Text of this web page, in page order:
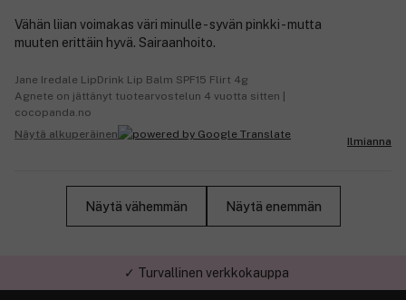
Vähän liian voimakas väri minulle - syvän pinkki - mutta
muuten erittäin hyvä. Sairaanhoito.
Jane Iredale LipDrink Lip Balm SPF15 Flirt 4g
Agnete on jättänyt tuotearvostelun 4 vuotta sitten |
cocopanda.no
Näytä alkuperäinen
Ilmianna
Näytä vähemmän Näytä enemmän
✓ Turvallinen verkkokauppa